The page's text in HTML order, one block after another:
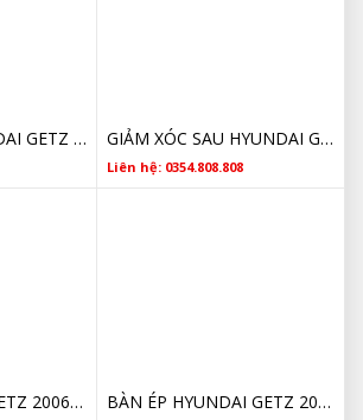
LỌC XĂNG HYUNDAI GETZ 311121CA00 GIÁ TỐT GIẢM XÓC SAU HYUNDAI GETZ 553101C500 GIÁ TỐT
Liên hệ: 0354.808.808
BI TÊ HYUNDAI GETZ 2006- 2010 4110022720 CHÍNH HÃNG GIÁ RẺ BÀN ÉP HYUNDAI GETZ 2006- 2010 4110022720 CHÍNH HÃNG GIÁ RẺ